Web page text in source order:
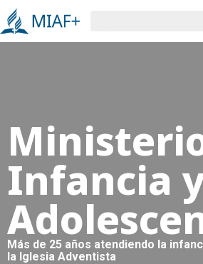
Infancia
Más de 25 años atendiendo la
la Iglesia Adventista